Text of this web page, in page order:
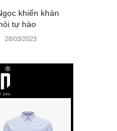
khiến khán
tự hào
28/03/2023